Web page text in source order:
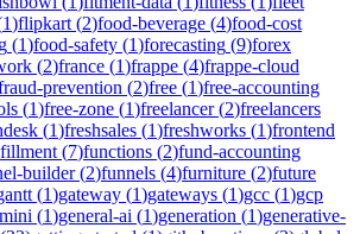
1)flipkart (2)food-beverage (4)food-cost
(1)food-safety (1)forecasting (9)forex
(2)france (1)frappe (4)frappe-cloud
prevention (2)free (1)free-accounting
(1)free-zone (1)freelancer(2)freelancers
(1)freshsales (1)freshworks (1)frontend
(7)functions (2)fund-accounting
builder(2)funnels (4)furniture (2)future
(1)gateway (1)gateways (1)gcc (1)gcp
(1)general-ai (1)generation (1)generative-